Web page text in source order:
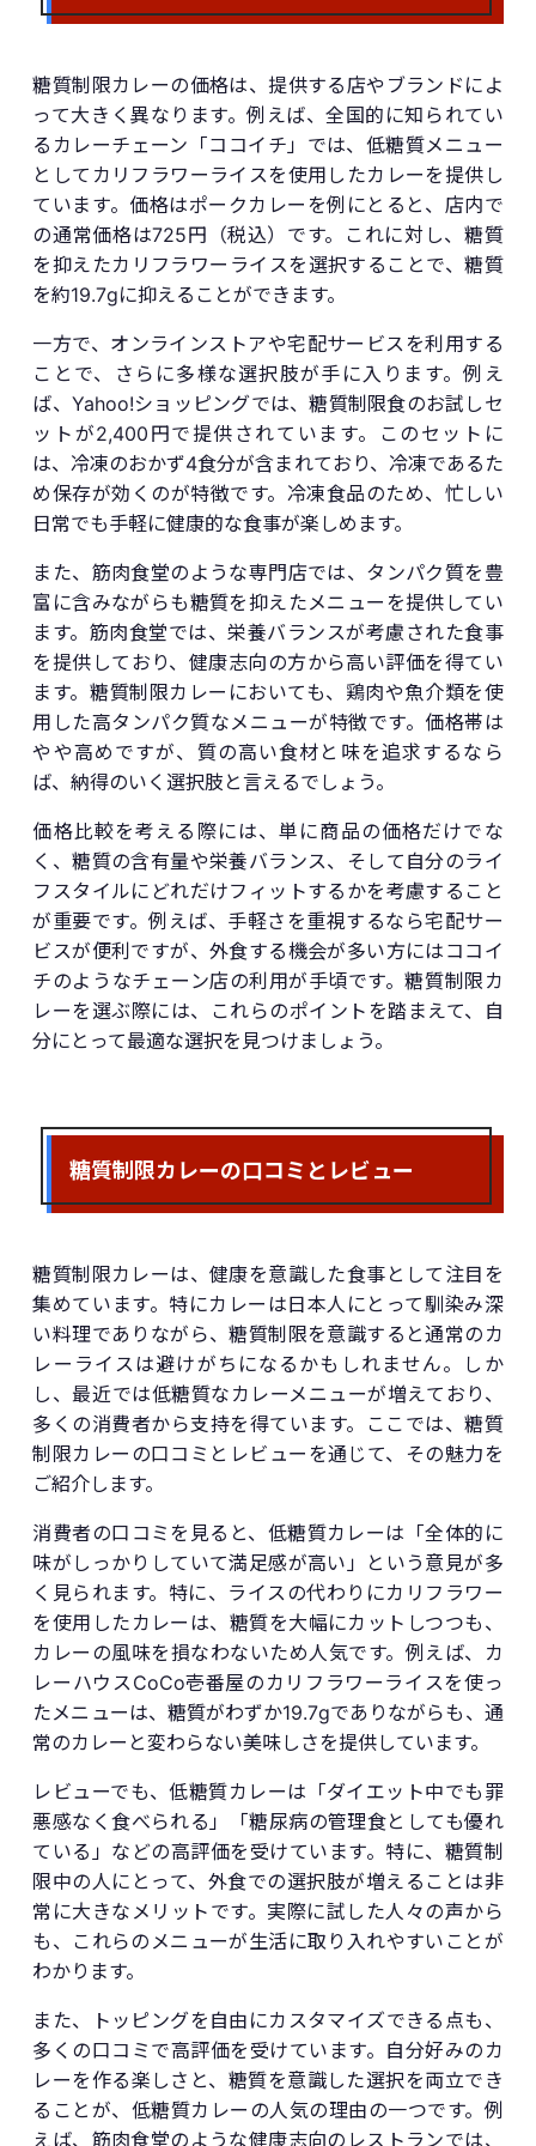
糖質制限カレーの価格は、提供する店やブランドによ
って大きく異なります。例えば、全国的に知られてい
るカレーチェーン「ココイチ」では、低糖質メニュー
としてカリフラワーライスを使用したカレーを提供し
ています。価格はポークカレーを例にとると、店内で
の通常価格は725円（税込）です。これに対し、糖質
を抑えたカリフラワーライスを選択することで、糖質
を約19.7gに抑えることができます。
一方で、オンラインストアや宅配サービスを利用する
ことで、さらに多様な選択肢が手に入ります。例え
ば、Yahoo!ショッピングでは、糖質制限食のお試しセ
ットが2,400円で提供されています。このセットに
は、冷凍のおかず4食分が含まれており、冷凍であるた
め保存が効くのが特徴です。冷凍食品のため、忙しい
日常でも手軽に健康的な食事が楽しめます。
また、筋肉食堂のような専門店では、タンパク質を豊
富に含みながらも糖質を抑えたメニューを提供してい
ます。筋肉食堂では、栄養バランスが考慮された食事
を提供しており、健康志向の方から高い評価を得てい
ます。糖質制限カレーにおいても、鶏肉や魚介類を使
用した高タンパク質なメニューが特徴です。価格帯は
やや高めですが、質の高い食材と味を追求するなら
ば、納得のいく選択肢と言えるでしょう。
価格比較を考える際には、単に商品の価格だけでな
く、糖質の含有量や栄養バランス、そして自分のライ
フスタイルにどれだけフィットするかを考慮すること
が重要です。例えば、手軽さを重視するなら宅配サー
ビスが便利ですが、外食する機会が多い方にはココイ
チのようなチェーン店の利用が手頃です。糖質制限カ
レーを選ぶ際には、これらのポイントを踏まえて、自
分にとって最適な選択を見つけましょう。
糖質制限カレーの口コミとレビュー
糖質制限カレーは、健康を意識した食事として注目を
集めています。特にカレーは日本人にとって馴染み深
い料理でありながら、糖質制限を意識すると通常のカ
レーライスは避けがちになるかもしれません。しか
し、最近では低糖質なカレーメニューが増えており、
多くの消費者から支持を得ています。ここでは、糖質
制限カレーの口コミとレビューを通じて、その魅力を
ご紹介します。
消費者の口コミを見ると、低糖質カレーは「全体的に
味がしっかりしていて満足感が高い」という意見が多
く見られます。特に、ライスの代わりにカリフラワー
を使用したカレーは、糖質を大幅にカットしつつも、
カレーの風味を損なわないため人気です。例えば、カ
レーハウスCoCo壱番屋のカリフラワーライスを使っ
たメニューは、糖質がわずか19.7gでありながらも、通
常のカレーと変わらない美味しさを提供しています。
レビューでも、低糖質カレーは「ダイエット中でも罪
悪感なく食べられる」「糖尿病の管理食としても優れ
ている」などの高評価を受けています。特に、糖質制
限中の人にとって、外食での選択肢が増えることは非
常に大きなメリットです。実際に試した人々の声から
も、これらのメニューが生活に取り入れやすいことが
わかります。
また、トッピングを自由にカスタマイズできる点も、
多くの口コミで高評価を受けています。自分好みのカ
レーを作る楽しさと、糖質を意識した選択を両立でき
ることが、低糖質カレーの人気の理由の一つです。例
えば、筋肉食堂のような健康志向のレストランでは、